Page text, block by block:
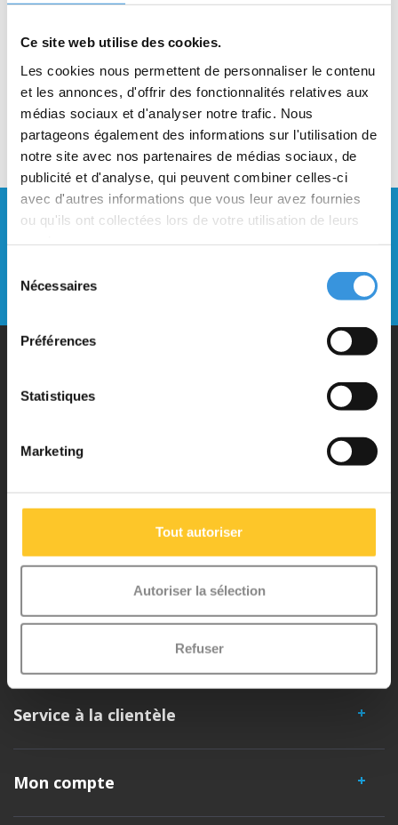
Ce site web utilise des cookies.
Les cookies nous permettent de personnaliser le contenu
et les annonces, d'offrir des fonctionnalités relatives aux
médias sociaux et d'analyser notre trafic. Nous
partageons également des informations sur l'utilisation de
notre site avec nos partenaires de médias sociaux, de
publicité et d'analyse, qui peuvent combiner celles-ci
avec d'autres informations que vous leur avez fournies
ou qu'ils ont collectées lors de votre utilisation de leurs
Nécessaires
Préférences
Statistiques
Marketing
Tout autoriser
Autoriser la sélection
Refuser
Restez à jour et inscrivez-vous à notre
newsletter
Envoyer
Pourquoi Micro ?
Micro Mobility est l'inventeur du trottinette pliable compact et de
l'iconique trottinette 3 roues. Tous nos trottinettes sont développés
avec beaucoup d'amour et de soin en Suisse. Ils ont été largement
Service à la clientèle
Mon compte